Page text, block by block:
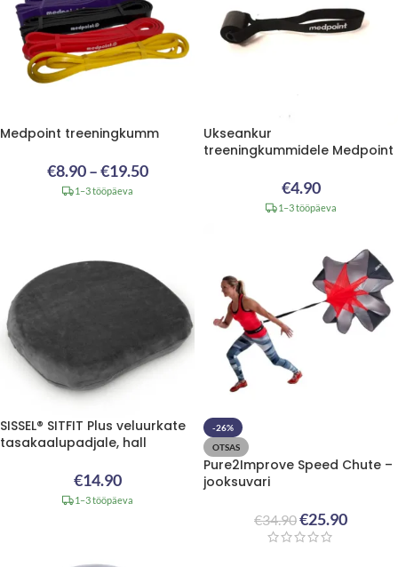
Medpoint treeningkumm
€8.90 –€19.50
1–3 tööpäeva
Ukseankur
treeningkummidele Medpoint
€4.90
1–3 tööpäeva
SISSEL® SITFIT Plus veluurkate
tasakaalupadjale, hall
€14.90
1–3 tööpäeva
-26%
OTSAS
Pure2Improve Speed Chute –
jooksuvari
€34.90€25.90